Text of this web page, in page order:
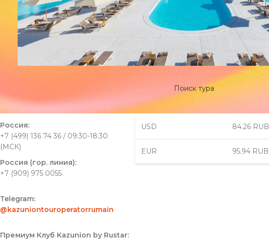
Поиск тура
Россия:
+7 (499) 136 74 36 / 09:30-18:30
(МСК)
Россия (гор. линия):
+7 (909) 975 0055
Telegram:
@kazuniontouroperatorrumain
Премиум Клуб Kazunion by Rustar:
USD 84.26 RUB
EUR 95.94 RUB